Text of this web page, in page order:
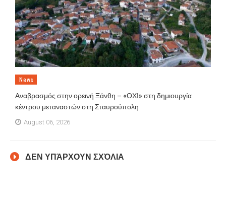
News
Αναβρασμός στην ορεινή Ξάνθη – «ΟΧΙ» στη δημιουργία
κέντρου μεταναστών στη Σταυρούπολη
August 06, 2026
ΔΕΝ ΥΠΆΡΧΟΥΝ ΣΧΌΛΙΑ